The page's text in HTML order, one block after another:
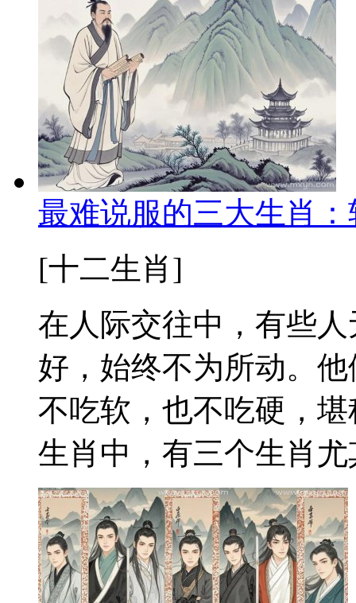
最难说服的三大生肖
[十二生肖]
在人际交往中，有些
好，始终不为所动。
不吃软，也不吃硬，
生肖中，有三个生肖